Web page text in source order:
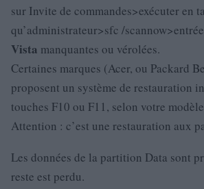
sur Invite de commandes>exécuter en
qu’administrateur>sfc /
Vista manquantes ou vérolées.
Certaines marques (Acer, ou Packard
proposent un système de restauration
touches F10 ou F11, selon votre
Attention : c’est une restauration aux
Les données de la partition Data sont
reste est perdu.